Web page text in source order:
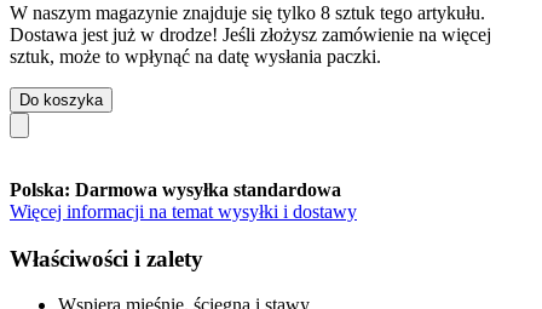
W naszym magazynie znajduje się tylko 8 sztuk tego artykułu.
Dostawa jest już w drodze! Jeśli złożysz zamówienie na więcej
sztuk, może to wpłynąć na datę wysłania paczki.
Do koszyka
Polska: Darmowa wysyłka standardowa
Więcej informacji na temat wysyłki i dostawy
Właściwości i zalety